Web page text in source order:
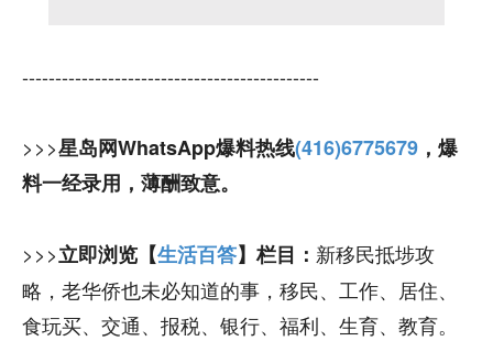
---------------------------------------------
>>>星岛网WhatsApp爆料热线(416)6775679 ，爆
料一经录用，薄酬致意。
>>>立即浏览【生活百答】栏目： 新移民抵埗攻
略，老华侨也未必知道的事，移民、工作、居住、
食玩买、交通、报税、银行、福利、生育、教育。